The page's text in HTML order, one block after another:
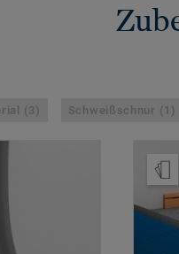
(3) Schweißschnur (1)